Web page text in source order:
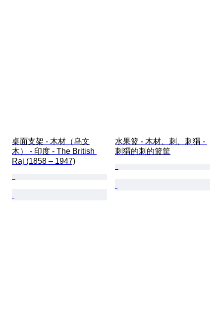
桌面支架 - 木材（乌文
木） - 印度 - The British
Raj (1858 – 1947)
水果篮 - 木材、刺、刺猬 -
刺猬的刺的篮筐